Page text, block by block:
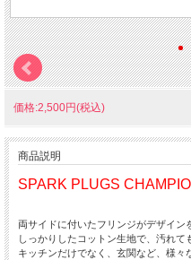
価格:2,500円(税込)
商品説明
SPARK PLUGS
両サイドに付いたフリンジがデザイン
しっかりしたコットン生地で、汚れて
キッチンだけでなく、玄関など、様々